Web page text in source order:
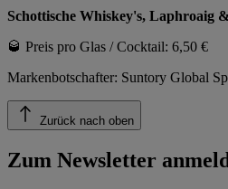
Schottische Whiskey's, Laphroaig
🥃 Preis pro Glas / Cocktail: 6,50 €
Markenbotschafter: Suntory Global
Zurück nach oben
Zum Newsletter